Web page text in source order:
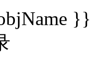
}}